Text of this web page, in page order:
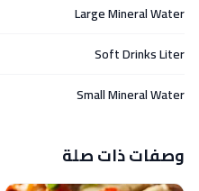
Large Mineral Water
Soft Drinks Liter
Small Mineral Water
وصفات ذات صلة